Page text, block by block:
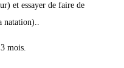
et essayer de faire de
natation)..
mois.